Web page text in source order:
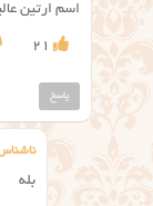
اسم ارتین
21
پاسخ
بله